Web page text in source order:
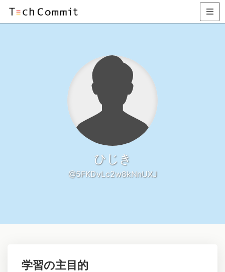
ひじき
@5FKDvLc2w8kNnUXJ
学習の主目的